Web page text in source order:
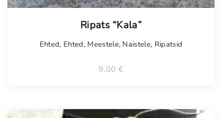
Ripats “Kala”
Ehted, Ehted, Meestele, Naistele, Ripatsid
9,00 €